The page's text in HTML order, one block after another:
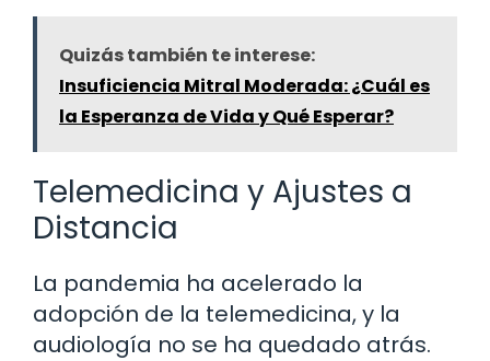
Quizás también te interese:
Insuficiencia Mitral Moderada: ¿Cuál es
la Esperanza de Vida y Qué Esperar?
Telemedicina y Ajustes a
Distancia
La pandemia ha acelerado la
adopción de la telemedicina, y la
audiología no se ha quedado atrás.